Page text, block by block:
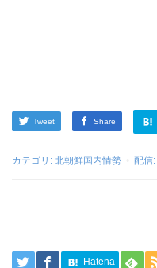
Tweet Share
カテゴリ: 北朝鮮国内情勢 配信:
Hatena